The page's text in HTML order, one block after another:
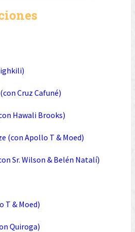
Cruz Cafuné)
Hawali Brooks)
(con Apollo T & Moed)
Sr. Wilson & Belén Natalí)
T & Moed)
Quiroga)